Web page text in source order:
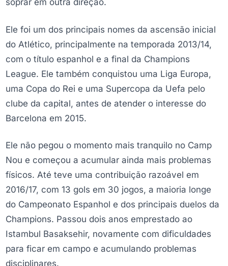
soprar em outra direção.
Ele foi um dos principais nomes da ascensão inicial
do Atlético, principalmente na temporada 2013/14,
com o título espanhol e a final da Champions
League. Ele também conquistou uma Liga Europa,
uma Copa do Rei e uma Supercopa da Uefa pelo
clube da capital, antes de atender o interesse do
Barcelona em 2015.
Ele não pegou o momento mais tranquilo no Camp
Nou e começou a acumular ainda mais problemas
físicos. Até teve uma contribuição razoável em
2016/17, com 13 gols em 30 jogos, a maioria longe
do Campeonato Espanhol e dos principais duelos da
Champions. Passou dois anos emprestado ao
Istambul Basaksehir, novamente com dificuldades
para ficar em campo e acumulando problemas
disciplinares.